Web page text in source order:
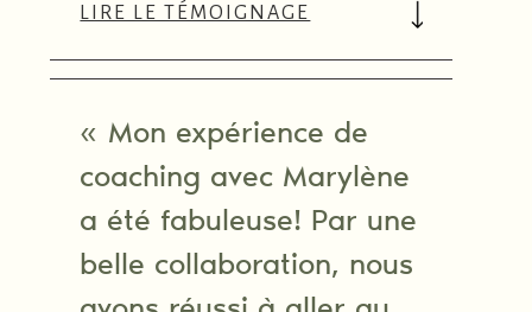
LIRE LE TÉMOIGNAGE
« Mon expérience de
coaching avec Marylène
a été fabuleuse! Par une
belle collaboration, nous